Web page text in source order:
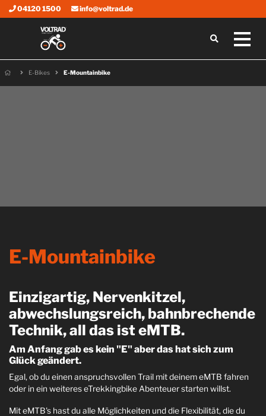
04120 1500 info@voltrad.de
E-Bikes E-Mountainbike
E-Mountainbike
Einzigartig, Nervenkitzel,
abwechslungsreich, bahnbrechende
Technik, all das ist eMTB.
Am Anfang gab es kein "E" aber das hat sich zum
Glück geändert.
Egal, ob du einen anspruchsvollen Trail mit deinem eMTB fahren
oder in ein weiteres eTrekkingbike Abenteuer starten willst.
Mit eMTB's hast du alle Möglichkeiten und die Flexibilität, die du